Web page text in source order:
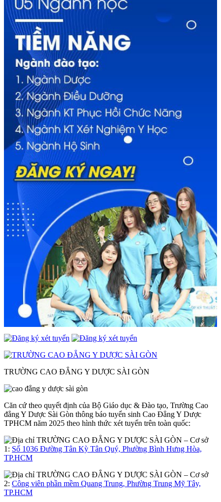
TRƯỜNG CAO ĐẲNG Y DƯỢC SÀI GÒN
Căn cứ theo quyết định của Bộ Giáo dục & Đào tạo, Trường Cao
đẳng Y Dược Sài Gòn thông báo tuyển sinh Cao Đẳng Y Dược
TPHCM năm 2025 theo hình thức xét tuyển trên toàn quốc:
– Cơ sở
1: Số 1036 Đường Tân Kỳ Tân Quý, Phường Bình Hưng Hòa,
TP.HCM
– Cơ sở
2: Công viên phần mềm Quang Trung, Phường Trung Mỹ Tây,
TP.HCM